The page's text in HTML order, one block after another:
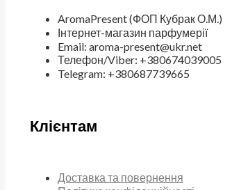
AromaPresent (ФОП Кубрак О.М.)
Інтернет-магазин парфумерії
Email: aroma-present@ukr.net
Телефон/Viber: +380674039005
Telegram: +380687739665
Клієнтам
Доставка та повернення